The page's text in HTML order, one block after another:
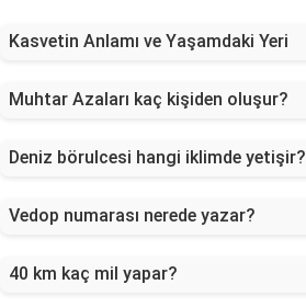
Kasvetin Anlamı ve Yaşamdaki Yeri
Muhtar Azaları kaç kişiden oluşur?
Deniz börulcesi hangi iklimde yetişir?
Vedop numarası nerede yazar?
40 km kaç mil yapar?